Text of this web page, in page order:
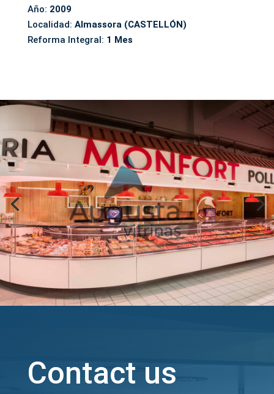
Año: 2009
Localidad: Almassora (CASTELLÓN)
Reforma Integral: 1 Mes
Contact us